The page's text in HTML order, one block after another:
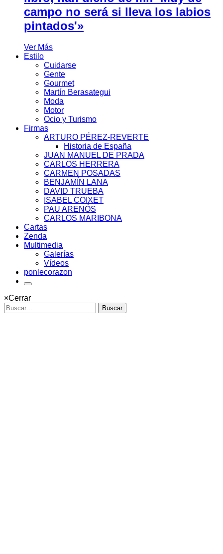
campo no será si lleva los labios
pintados'»
Ver Más
Estilo
Cuidarse
Gente
Gourmet
Martín Berasategui
Moda
Motor
Ocio y Turismo
Firmas
ARTURO PÉREZ-REVERTE
Historia de España
JUAN MANUEL DE PRADA
CARLOS HERRERA
CARMEN POSADAS
BENJAMÍN LANA
DAVID TRUEBA
ISABEL COIXET
PAU ARENÓS
CARLOS MARIBONA
Cartas
Zenda
Multimedia
Galerías
Vídeos
ponlecorazon
×Cerrar
Buscar